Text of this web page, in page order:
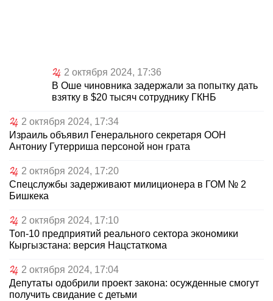
2 октября 2024, 17:36
В Оше чиновника задержали за попытку дать
взятку в $20 тысяч сотруднику ГКНБ
2 октября 2024, 17:34
Израиль объявил Генерального секретаря ООН
Антониу Гутерриша персоной нон грата
2 октября 2024, 17:20
Спецслужбы задерживают милиционера в ГОМ № 2
Бишкека
2 октября 2024, 17:10
Топ-10 предприятий реального сектора экономики
Кыргызстана: версия Нацстаткома
2 октября 2024, 17:04
Депутаты одобрили проект закона: осужденные смогут
получить свидание с детьми